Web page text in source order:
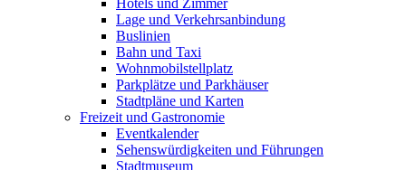
Lage und Verkehrsanbindung
Buslinien
Bahn und Taxi
Wohnmobilstellplatz
Parkplätze und Parkhäuser
Stadtpläne und Karten
Freizeit und Gastronomie
Eventkalender
Sehenswürdigkeiten und Führungen
Stadtmuseum